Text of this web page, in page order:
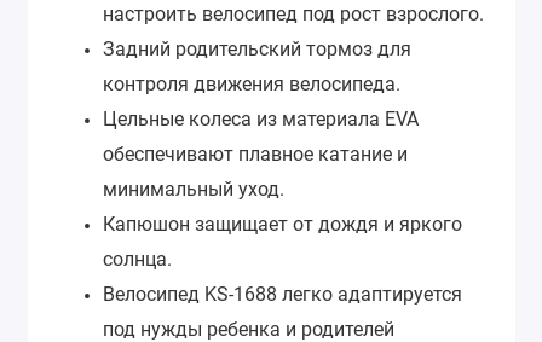
настроить велосипед под рост взрослого.
Задний родительский тормоз для
контроля движения велосипеда.
Цельные колеса из материала EVA
обеспечивают плавное катание и
минимальный уход.
Капюшон защищает от дождя и яркого
солнца.
Велосипед KS-1688 легко адаптируется
под нужды ребенка и родителей